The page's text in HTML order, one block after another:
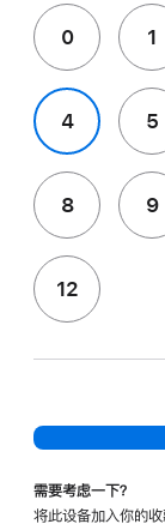
0 1
4 5
8 9
12
需要考虑一下？
将此设备加入你的收